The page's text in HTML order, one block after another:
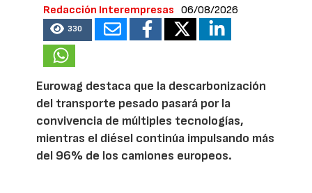
Redacción Interempresas 06/08/2026
330
Eurowag destaca que la descarbonización
del transporte pesado pasará por la
convivencia de múltiples tecnologías,
mientras el diésel continúa impulsando más
del 96% de los camiones europeos.